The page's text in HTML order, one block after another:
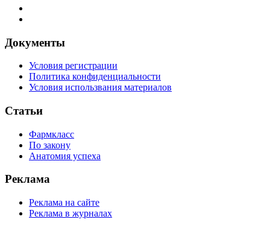
Документы
Условия регистрации
Политика конфиденциальности
Условия использвания материалов
Статьи
Фармкласс
По закону
Анатомия успеха
Реклама
Реклама на сайте
Реклама в журналах